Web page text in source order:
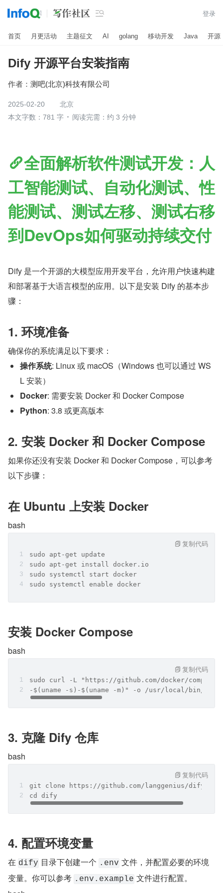
 登录
首页 月更活动 主题征文 AI golang 移动开发 Java 开源
Dify 开源平台安装指南
作者： 测吧(北京)科技有限公司
2025-02-20
北京
本文字数：781 字
阅读完需：约 3 分钟
全面解析软件测试开发：人
工智能测试、自动化测试、性
能测试、测试左移、测试右移
到DevOps如何驱动持续交付
Dify 是一个开源的大模型应用开发平台，允许用户快速构建
和部署基于大语言模型的应用。以下是安装 Dify 的基本步
骤：
1. 环境准备
确保你的系统满足以下要求：
操作系统: Linux 或 macOS（Windows 也可以通过 WS
L 安装）
Docker: 需要安装 Docker 和 Docker Compose
Python: 3.8 或更高版本
2. 安装 Docker 和 Docker Compose
如果你还没有安装 Docker 和 Docker Compose，可以参考
以下步骤：
在 Ubuntu 上安装 Docker
bash
sudo apt-get update
sudo apt-get install docker.io
sudo systemctl start docker
sudo systemctl enable docker
复制代码
安装 Docker Compose
bash
sudo curl -L "https://github.com/docker/compose/
-$(uname -s)-$(uname -m)" -o /usr/local/bin/
复制代码
3. 克隆 Dify 仓库
bash
git clone https://github.com/langgenius/dify.git
cd dify
复制代码
4. 配置环境变量
在 dify 目录下创建一个 .env 文件，并配置必要的环境
变量。你可以参考 .env.example 文件进行配置。